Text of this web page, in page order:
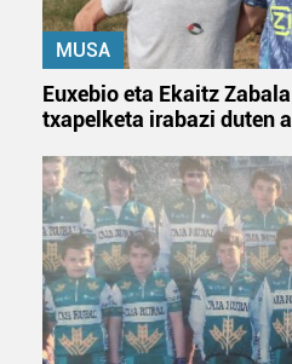
erabiltzeko baimen esplizitua
irakurri
MUSA
Euxebio eta Ekaitz
txapelketa irabazi duten